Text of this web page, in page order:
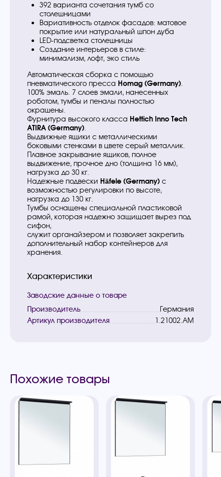
392 варианта сочетания тумб со
столешницами
Вариативность отделок фасадов: матовое
покрытие или натуральный шпон дуба
LED-подсветка столешницы
Создание интерьеров в стиле:
минимализм, лофт, эко стиль
Автоматическая сборка с помощью
пневматического пресса Homag (Germany).
100% эмаль. 7 слоев эмали, нанесенных
роботом, тумбы и пеналы полностью
окрашены.
Фурнитура высокого класса Hettich Inno Tech
ATIRA (Germany).
Выдвижные ящики с металлическими
боковыми стенками в цвете серый металлик.
Плавное закрывание ящиков, полное
выдвижение, прочное дно (толщина 16 мм),
нагрузка до 30 кг.
Надежные подвески Häfele (Germany) с
возможностью регулировки по высоте,
нагрузка до 130 кг.
Тумбы оснащены специальной пластиковой
рамой, которая надежно защищает вырез под
сифон,
служит органайзером и позволяет закрепить
дополнительный набор контейнеров для
хранения.
Характеристики
Заводские данные о товаре
Производитель
Германия
Артикул производителя
1.21002.AM
Похожие товары